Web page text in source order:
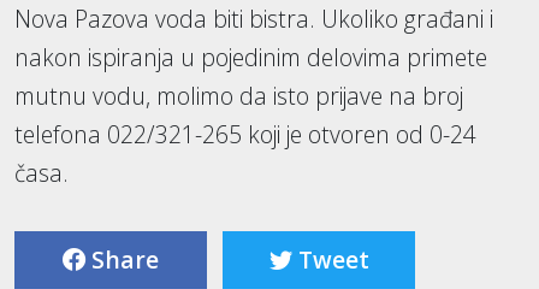
Nova Pazova voda biti bistra. Ukoliko građani i
nakon ispiranja u pojedinim delovima primete
mutnu vodu, molimo da isto prijave na broj
telefona 022/321-265 koji je otvoren od 0-24
časa.
Share Tweet